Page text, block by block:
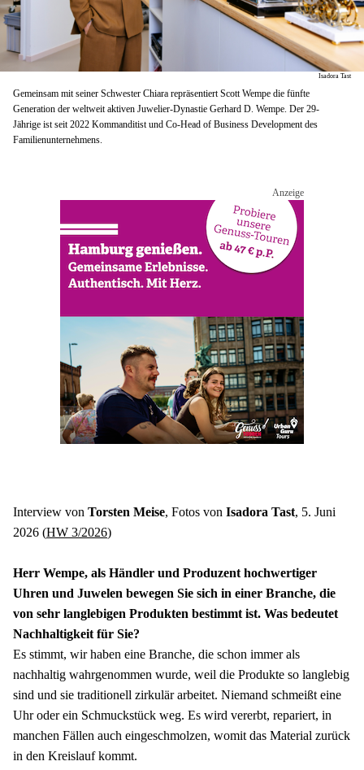
Isadora Tast
Gemeinsam mit seiner Schwester Chiara repräsentiert Scott Wempe die fünfte
Generation der weltweit aktiven Juwelier-Dynastie Gerhard D. Wempe. Der 29-
Jährige ist seit 2022 Kommanditist und Co-Head of Business Development des
Familienunternehmens.
Interview von Torsten Meise, Fotos von Isadora Tast, 5. Juni
2026 (HW 3/2026)
Herr Wempe, als Händler und Produzent hochwertiger
Uhren und Juwelen bewegen Sie sich in einer Branche, die
von sehr langlebigen Produkten bestimmt ist. Was bedeutet
Nachhaltigkeit für Sie?
Es stimmt, wir haben eine Branche, die schon immer als
nachhaltig wahrgenommen wurde, weil die Produkte so langlebig
sind und sie traditionell zirkulär arbeitet. Niemand schmeißt eine
Uhr oder ein Schmuckstück weg. Es wird vererbt, repariert, in
manchen Fällen auch eingeschmolzen, womit das Material zurück
in den Kreislauf kommt.